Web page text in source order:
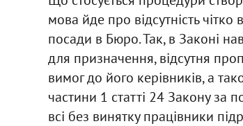
мова йде про відсутність чітко
посади в Бюро. Так, в Законі
для призначення, відсутня
вимог до його керівників, а
частини 1 статті 24 Закону за
всі без винятку працівники